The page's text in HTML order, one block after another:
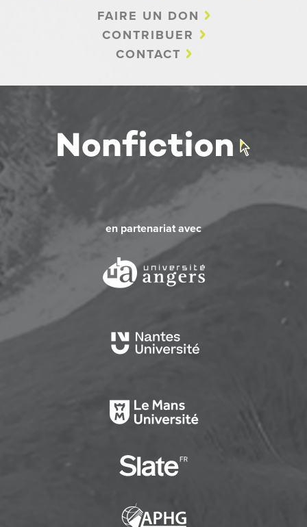
FAIRE UN DON
CONTRIBUER
CONTACT
en partenariat avec